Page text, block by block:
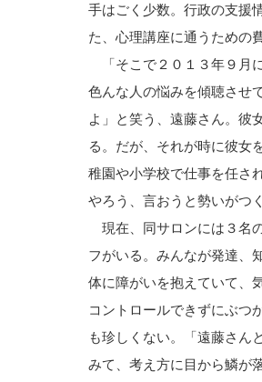
手はごく少数。行政の支援
た、心理講座に通うための
「そこで２０１３年９月
色んな人の悩みを傾聴させ
よ」と笑う、遠藤さん。彼
る。だが、それが時に彼女
稚園や小学校で仕事を任さ
やろう、言おうと勢いがつ
現在、同サロンには３名
フがいる。みんなが発達、
体に障がいを抱えていて、
コントロールできずにぶつ
も珍しくない。「遠藤さん
みて、考え方に目から鱗が